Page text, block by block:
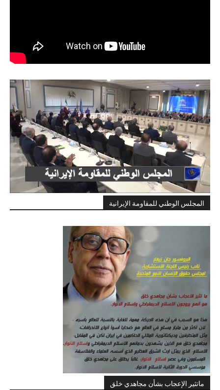
المجلس الوطني للمقاومة الإيرانية
ماتثير الإعجاب بشأن مجاهدي خلق